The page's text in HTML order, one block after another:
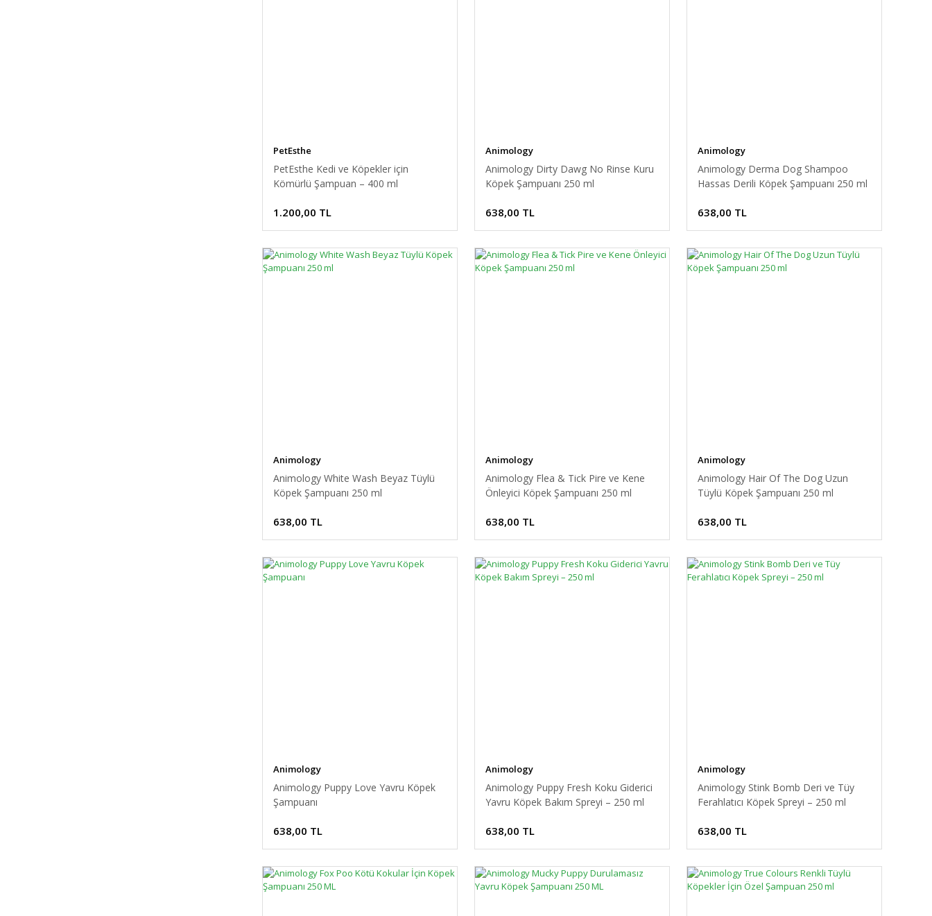
PetEsthe
PetEsthe Kedi ve Köpekler için
Kömürlü Şampuan – 400 ml
1.200,00 TL
Animology
Animology Dirty Dawg No Rinse Kuru
Köpek Şampuanı 250 ml
638,00 TL
Animology
Animology Derma Dog Shampoo
Hassas Derili Köpek Şampuanı 250 ml
638,00 TL
Animology
Animology White Wash Beyaz Tüylü
Köpek Şampuanı 250 ml
638,00 TL
Animology
Animology Flea & Tick Pire ve Kene
Önleyici Köpek Şampuanı 250 ml
638,00 TL
Animology
Animology Hair Of The Dog Uzun
Tüylü Köpek Şampuanı 250 ml
638,00 TL
Animology
Animology Puppy Love Yavru Köpek
Şampuanı
638,00 TL
Animology
Animology Puppy Fresh Koku Giderici
Yavru Köpek Bakım Spreyi – 250 ml
638,00 TL
Animology
Animology Stink Bomb Deri ve Tüy
Ferahlatıcı Köpek Spreyi – 250 ml
638,00 TL